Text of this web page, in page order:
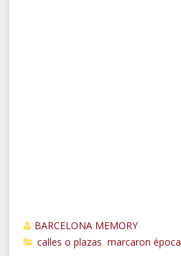
BARCELONA MEMORY
calles o plazas
,marcaron época